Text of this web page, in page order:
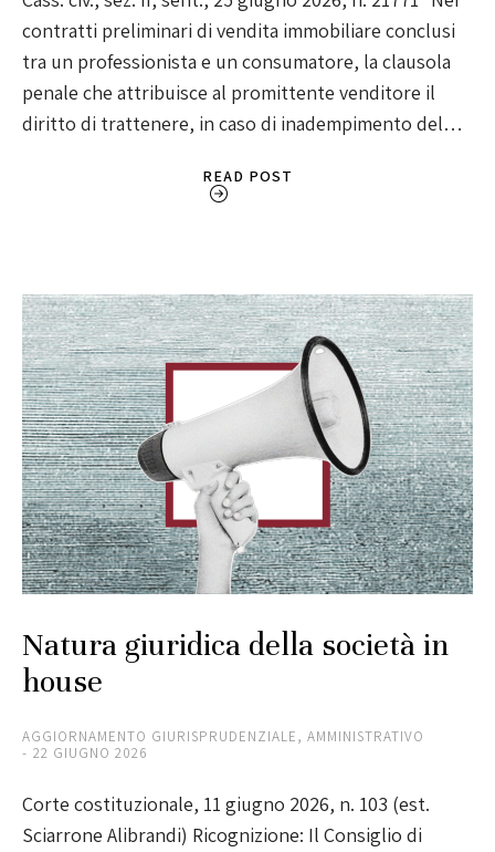
contratti preliminari di vendita immobiliare conclusi
tra un professionista e un consumatore, la clausola
penale che attribuisce al promittente venditore il
diritto di trattenere, in caso di inadempimento del…
READ POST
Natura giuridica della società in
house
AGGIORNAMENTO GIURISPRUDENZIALE, AMMINISTRATIVO
22 GIUGNO 2026
Corte costituzionale, 11 giugno 2026, n. 103 (est.
Sciarrone Alibrandi) Ricognizione: Il Consiglio di